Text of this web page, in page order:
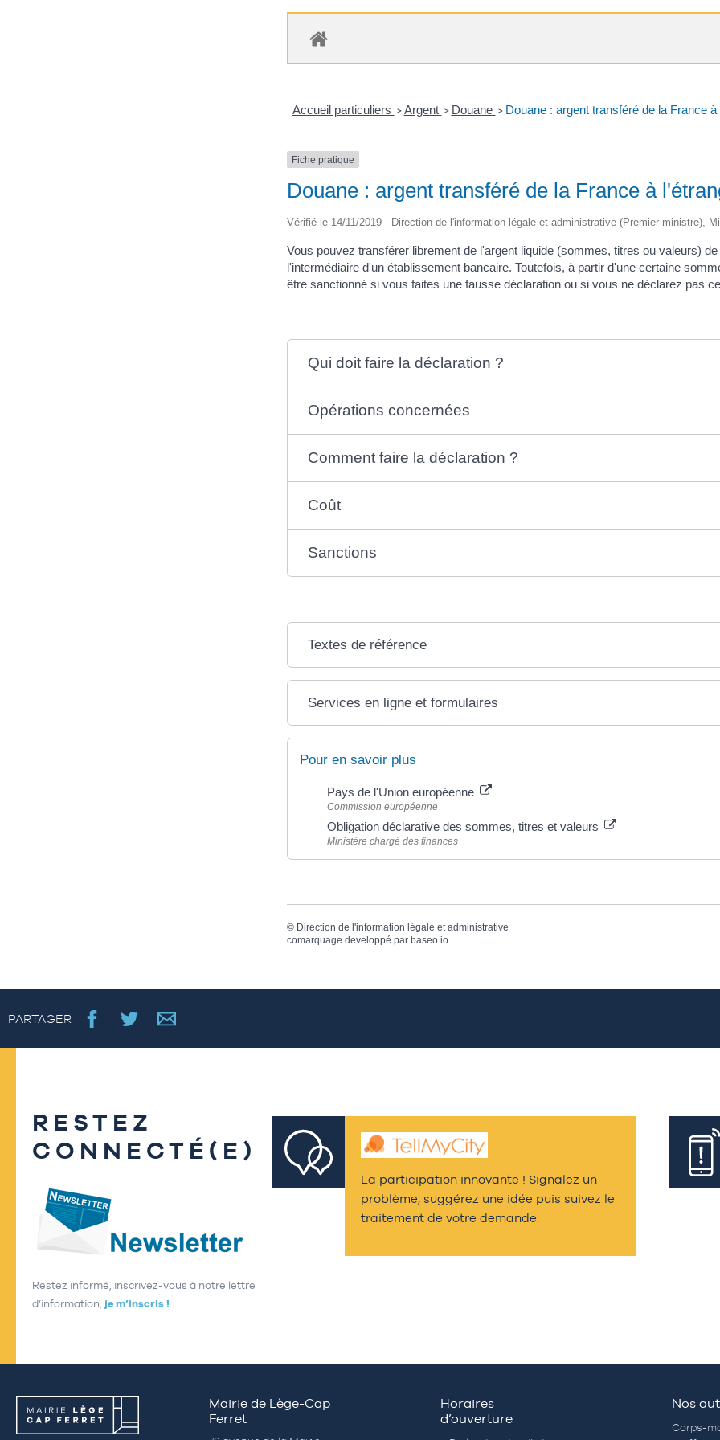
Accueil particuliers > Argent > Douane > Douane : argent transféré de la France à
Fiche pratique
Douane : argent transféré de la France à
Vérifié le 14/11/2019 - Direction de l'information légale et administrative (Premier ministre),
Vous pouvez transférer librement de l'argent liquide (sommes, titres ou valeurs)
l'intermédiaire d'un établissement bancaire. Toutefois, à partir d'une certaine
être sanctionné si vous faites une fausse déclaration ou si vous ne déclarez pas
Qui doit faire la déclaration ?
Opérations concernées
Comment faire la déclaration ?
Coût
Sanctions
Textes de référence
Services en ligne et formulaires
Pour en savoir plus
Pays de l'Union européenne
Commission européenne
Obligation déclarative des sommes, titres et valeurs
Ministère chargé des finances
© Direction de l'information légale et administrative
comarquage developpé par baseo.io
PARTAGER
RESTEZ
CONNECTÉ(E)
Restez informé, inscrivez-vous à notre lettre
d’information, je m’inscris !
La participation innovante ! Signalez un
problème, suggérez une idée puis suivez le
traitement de votre demande.
Mairie de Lège-Cap
Ferret
Horaires
d’ouverture
Nos
Corps-